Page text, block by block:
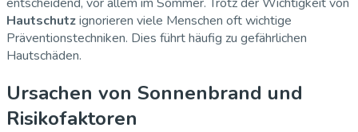
Hautschutzignorieren viele Menschen oft wichtige
Präventionstechniken. Dies führt häufig zu gefährlichen
Hautschäden.
Ursachen von Sonnenbrand und
Risikofaktoren